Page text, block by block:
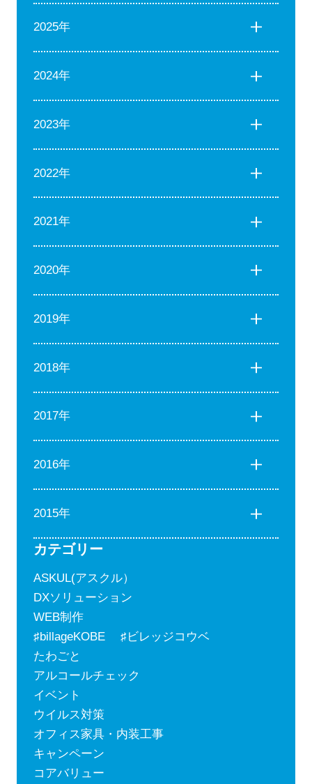
2025年
2024年
2023年
2022年
2021年
2020年
2019年
2018年
2017年
2016年
2015年
カテゴリー
ASKUL(アスクル）
DXソリューション
WEB制作
♯billageKOBE ♯ビレッジコウベ
たわごと
アルコールチェック
イベント
ウイルス対策
オフィス家具・内装工事
キャンペーン
コアバリュー